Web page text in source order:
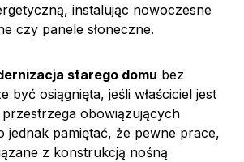
instalując nowoczesne
czy panele słoneczne.
starego domu bez
być osiągnięta, jeśli właściciel jest
obowiązujących
jednak pamiętać, że pewne prace,
z konstrukcją nośną